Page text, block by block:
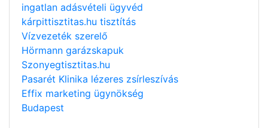
ingatlan adásvételi ügyvéd
kárpittisztitas.hu tisztítás
Vízvezeték szerelő
Hörmann garázskapuk
Szonyegtisztitas.hu
Pasarét Klinika lézeres zsírleszívás
Effix marketing ügynökség
Budapest